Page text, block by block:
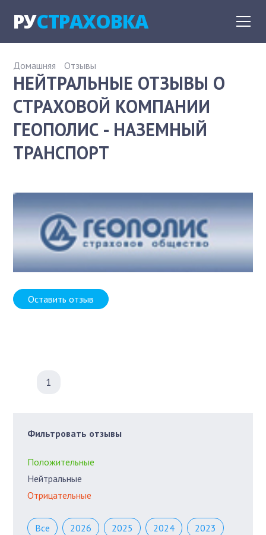
РУСТРАХОВКА
Домашняя Отзывы
НЕЙТРАЛЬНЫЕ ОТЗЫВЫ О
СТРАХОВОЙ КОМПАНИИ
ГЕОПОЛИС - НАЗЕМНЫЙ
ТРАНСПОРТ
Оставить отзыв
1
Фильтровать отзывы
Положительные
Нейтральные
Отрицательные
Все 2026 2025 2024 2023